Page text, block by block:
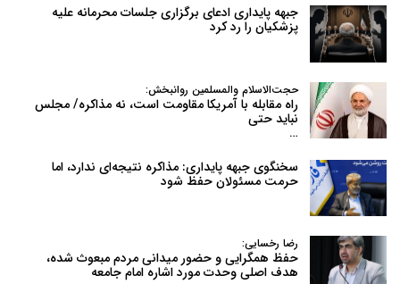
جبهه پایداری ادعای برگزاری جلسات محرمانه علیه
پزشکیان را رد کرد
حجت‌الاسلام والمسلمین روانبخش:
راه مقابله با آمریکا مقاومت است، نه مذاکره/ مجلس
نباید حتی
…
سخنگوی جبهه پایداری: مذاکره نتیجه‌ای ندارد، اما
حرمت مسئولان حفظ شود
رضا رخسایی:
حفظ همگرایی و حضور میدانی مردم مبعوث شده،
هدف اصلی وحدت مورد اشاره امام جامعه